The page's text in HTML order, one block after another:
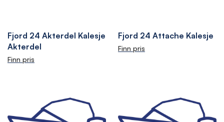
Fjord 24 Akterdel Kalesje
Akterdel
Finn pris
Fjord 24 Attache Kalesje
Finn pris